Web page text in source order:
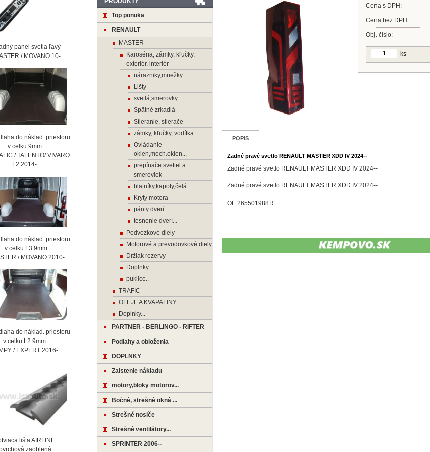
Cena s DPH:
Cena bez DPH:
Obj. čislo:
ks
POPIS
Zadné pravé svetlo RENAULT MASTER XDD IV 2024--
Zadné pravé svetlo RENAULT MASTER XDD IV 2024--
Zadné pravé svetlo RENAULT MASTER XDD IV 2024--
OE 265501988R
Top ponuka
RENAULT
MASTER
Karoséria, zámky, kľučky,
exteriér, interiér
nárazniky,mriežky...
Lišty
svetlá,smerovky...
Spätné zrkadlá
Stieranie, stierače
zámky, kľučky, vodítka...
Ovládanie
okien,mech.okien...
prepínače svetiel a
smeroviek
blatníky,kapoty,čelá...
Kryty motora
pánty dverí
tesnenie dverí...
Podvozkové diely
Motorové a prevodovkové diely
Držiak rezervy
Doplnky...
puklice..
TRAFIC
OLEJE A KVAPALINY
Doplnky...
PARTNER - BERLINGO - RIFTER
Podlahy a obloženia
DOPLNKY
Zaistenie nákladu
motory,bloky motorov...
Bočné, strešné okná ...
Strešné nosiče
Strešné ventilátory...
SPRINTER 2006--
panel svetla ľavý
/ MOVANO 10-
do náklad. priestoru
9mm
/ TALENTO/ VIVARO
2014-
do náklad. priestoru
L3 9mm
/ MOVANO 2010-
do náklad. priestoru
L2 9mm
/ EXPERT 2016-
lišta AIRLINE
zaoblená